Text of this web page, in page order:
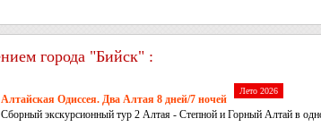
города "Бийск" :
Алтайская Одиссея. Два Алтая 8 дней/7 ночей
Лето 2026
Сборный экскурсионный тур 2 Алтая - Степной и Горный Алтай в